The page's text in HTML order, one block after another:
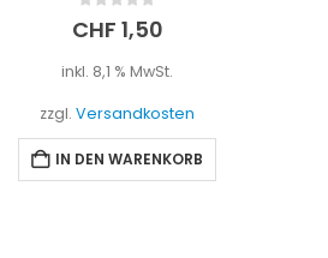
out of 5
CHF2,00
inkl. 8,1 % MwSt.
zzgl. Versandkosten
IN DEN WARENKORB